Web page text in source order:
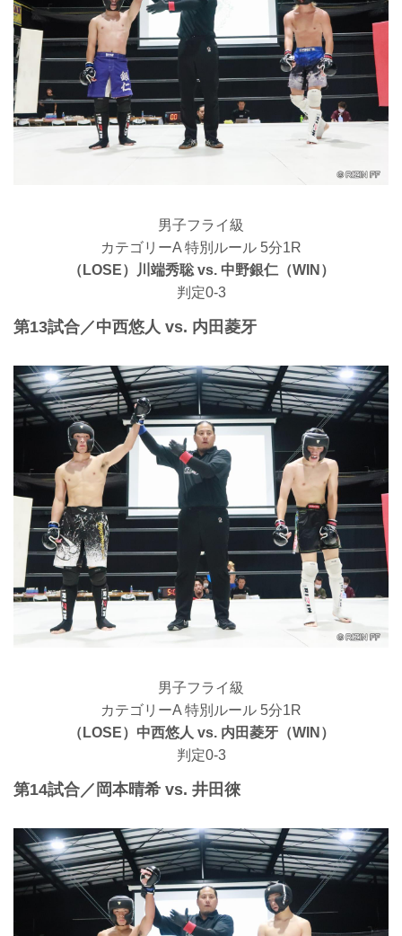
男子フライ級
カテゴリーA 特別ルール 5分1R
（LOSE）川端秀聡 vs. 中野銀仁（WIN）
判定0-3
第13試合／中西悠人 vs. 内田菱牙
男子フライ級
カテゴリーA 特別ルール 5分1R
（LOSE）中西悠人 vs. 内田菱牙（WIN）
判定0-3
第14試合／岡本晴希 vs. 井田徠